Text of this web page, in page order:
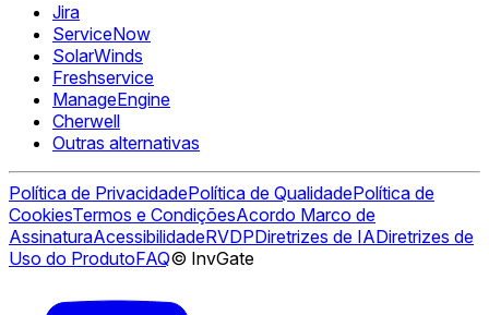
Jira
ServiceNow
SolarWinds
Freshservice
ManageEngine
Cherwell
Outras alternativas
Política de PrivacidadePolítica de QualidadePolítica de
CookiesTermos e CondiçõesAcordo Marco de
AssinaturaAcessibilidadeRVDPDiretrizes de IADiretrizes de
Uso do ProdutoFAQ© InvGate